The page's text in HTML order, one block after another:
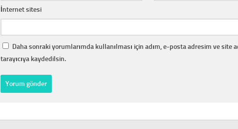
İnternet sitesi
Daha sonraki yorumlarımda kullanılması için adım, e-posta adresim ve site
tarayıcıya kaydedilsin.